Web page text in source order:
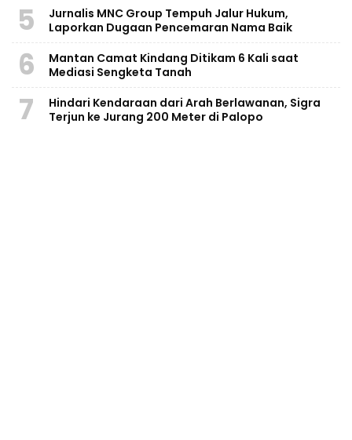
5
Jurnalis MNC Group Tempuh Jalur Hukum,
Laporkan Dugaan Pencemaran Nama Baik
6
Mantan Camat Kindang Ditikam 6 Kali saat
Mediasi Sengketa Tanah
7
Hindari Kendaraan dari Arah Berlawanan, Sigra
Terjun ke Jurang 200 Meter di Palopo